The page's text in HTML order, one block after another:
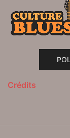
Crédits